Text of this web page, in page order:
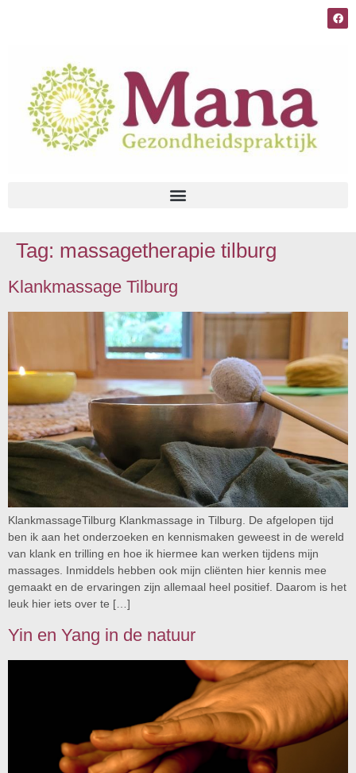
Tag: massagetherapie tilburg
Klankmassage Tilburg
KlankmassageTilburg Klankmassage in Tilburg. De afgelopen tijd
ben ik aan het onderzoeken en kennismaken geweest in de wereld
van klank en trilling en hoe ik hiermee kan werken tijdens mijn
massages. Inmiddels hebben ook mijn cliënten hier kennis mee
gemaakt en de ervaringen zijn allemaal heel positief. Daarom is het
leuk hier iets over te […]
Yin en Yang in de natuur